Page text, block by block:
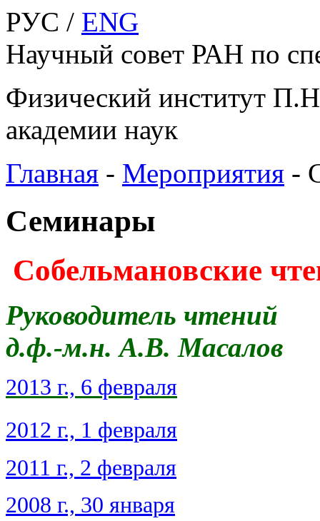
РУС / ENG
Научный совет РАН по
Физический институт
академии наук
Главная - Мероприятия -
Семинары
Cобельмановские
Руководитель чтений
д.ф.-м.н. А.В. Масалов
2013 г., 6 февраля
2012 г., 1 февраля
2011 г., 2 февраля
2008 г., 30 января